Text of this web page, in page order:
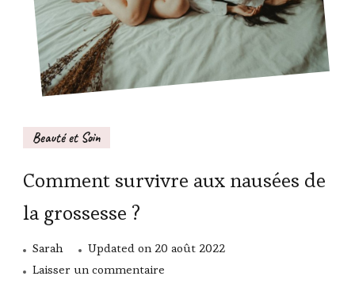
Beauté et Soin
Comment survivre aux nausées de
la grossesse ?
Sarah Updated on 20 août 2022
Laisser un commentaire